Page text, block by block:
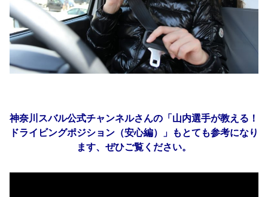
神奈川スバル公式チャンネルさんの「山内選手が教える！
ドライビングポジション（安心編）」もとても参考になり
ます、ぜひご覧ください。